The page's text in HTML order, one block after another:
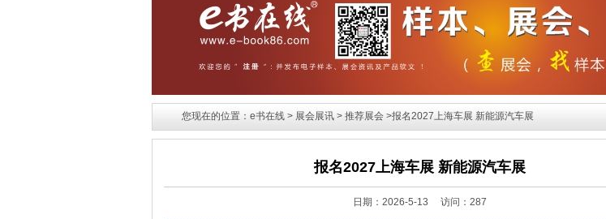
您现在的位置：e书在线 > 展会展讯 > 推荐展会 >报名2027上海车展 新能源汽车展
报名2027上海车展 新能源汽车展
日期： 2026-5-13 访问：287